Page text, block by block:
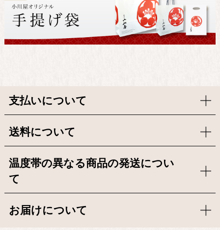
支払いについて
送料について
温度帯の異なる商品の発送につい
て
お届けについて